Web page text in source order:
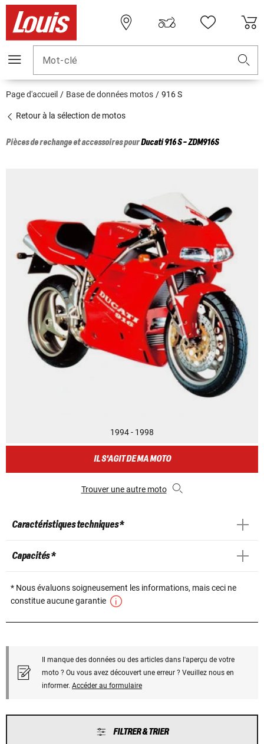
Mot-clé
Page d'accueil Base de données motos 916 S
Retour à la sélection de motos
Pièces de rechange et accessoires pourDucati916 S - ZDM916S
1994 - 1998
IL S'AGIT DE MA MOTO
Trouver une autre moto
Caractéristiques techniques *
Capacités *
* Nous évaluons soigneusement les informations, mais ceci ne
constitue aucune garantie
Il manque des données ou des articles dans l'aperçu de votre
moto ? Ou vous avez découvert une erreur ? Veuillez nous en
informer. Accéder au formulaire
FILTRER & TRIER